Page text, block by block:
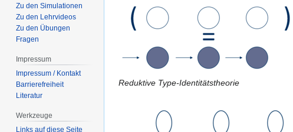
Reduktive Type-Identitätstheorie
Zu den Simulationen
Zu den Lehrvideos
Zu den Übungen
Fragen
Impressum
Impressum / Kontakt
Barrierefreiheit
Literatur
Werkzeuge
Links auf diese Seite